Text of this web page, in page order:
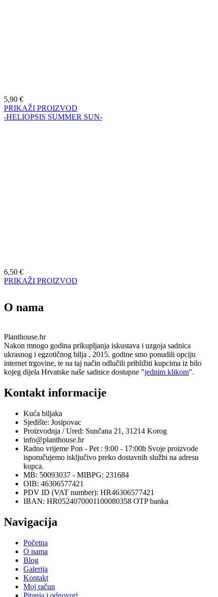
5,90 €
PRIKAŽI PROIZVOD
-HELIOPSIS SUMMER SUN-
6,50 €
PRIKAŽI PROIZVOD
O nama
Planthouse.hr
Nakon mnogo godina prikupljanja iskustava i uzgoja sadnica
ukrasnog i egzotičnog bilja , 2015. godine smo ponudili opciju
internet trgovine, te na taj način odlučili približiti kupcima iz bilo
kojeg dijela Hrvatske naše sadnice dostupne "jednim klikom".
Kontakt informacije
Kuća biljaka
Sjedište: Josipovac
Proizvodnja / Ured: Sunčana 21, 31214 Korog
info@planthouse.hr
Radno vrijeme Pon - Pet : 9:00 - 17:00h Svoje proizvode
isporučujemo isključivo preko dostavnih službi na adresu
kupca.
MB: 50093037 - MIBPG: 231684
OIB: 46306577421
PDV ID (VAT number): HR46306577421
IBAN: HR0524070001100080358 OTP banka
Navigacija
Početna
O nama
Blog
Galerija
Kontakt
Moj račun
Pitanja i odgovori